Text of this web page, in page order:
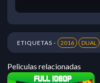
ETIQUETAS - 2016 DUAL
Peliculas relacionadas